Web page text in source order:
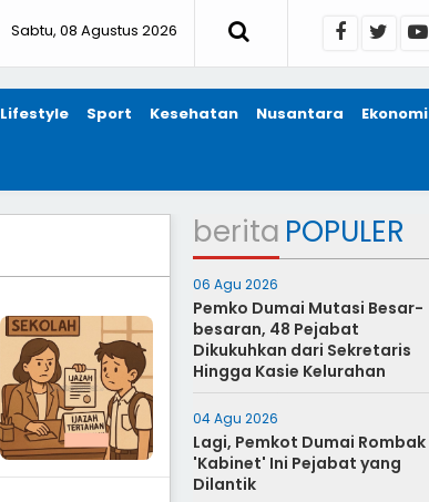
Sabtu, 08 Agustus 2026
Lifestyle Sport Kesehatan Nusantara Ekonomi
berita POPULER
06 Agu 2026
Pemko Dumai Mutasi Besar-
besaran, 48 Pejabat
Dikukuhkan dari Sekretaris
Hingga Kasie Kelurahan
04 Agu 2026
Lagi, Pemkot Dumai Rombak
'Kabinet' Ini Pejabat yang
Dilantik